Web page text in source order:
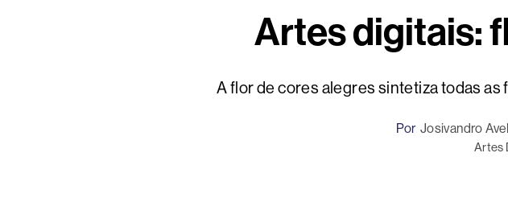
Artes digitais:
A flor de cores alegres sintetiza todas
Por Josivandro
Artes